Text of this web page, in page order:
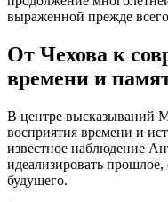
выраженной прежде
От Чехова к
времени и
В центре высказываний
восприятия времени и
известное наблюдение
идеализировать прошлое,
будущего.